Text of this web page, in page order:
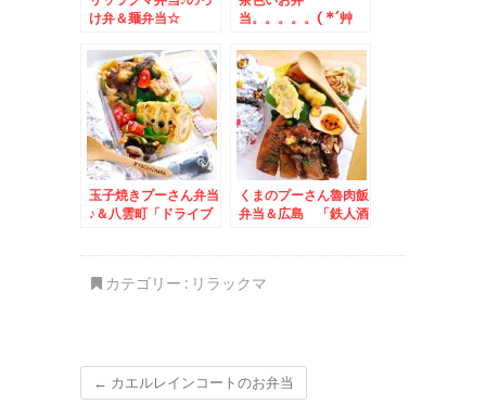
け弁＆麺弁当☆
当。。。。。( *´艸
玉子焼きプーさん弁当
♪＆八雲町「ドライブ
くまのプーさん魯肉飯
弁当＆広島 「鉄人酒
ーボ＾豆腐」美味(*
カテゴリー : リラックマ
← カエルレインコートのお弁当